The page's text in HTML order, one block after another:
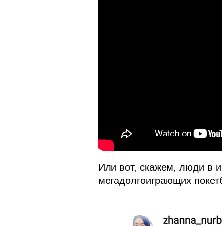
Или вот, скажем, люди в
мегадолгоиграющих